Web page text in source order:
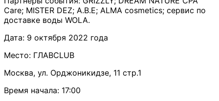
Care; MISTER DEZ; А.В.Е; ALMA cosmetics; сервис по
доставке воды WOLA.
Дата: 9 октября 2022 года
Место: ГЛАВCLUB
Москва, ул. Орджоникидзе, 11 стр.1
Время начала: 17:00